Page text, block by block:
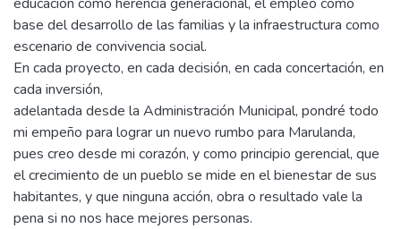
base del desarrollo de las familias y la infraestructura como
escenario de convivencia social.
En cada proyecto, en cada decisión, en cada concertación, en
cada inversión,
adelantada desde la Administración Municipal, pondré todo
mi empeño para lograr un nuevo rumbo para Marulanda,
pues creo desde mi corazón, y como principio gerencial, que
el crecimiento de un pueblo se mide en el bienestar de sus
habitantes, y que ninguna acción, obra o resultado vale la
pena si no nos hace mejores personas.